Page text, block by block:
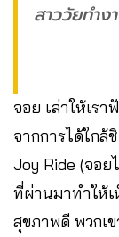
สาววัยทำง
จอย เล่าให้เรา
จากการได้ใกล้
Joy Ride (จอย
ที่ผ่านมาทำให้เ
สุขภาพดี พวกเ